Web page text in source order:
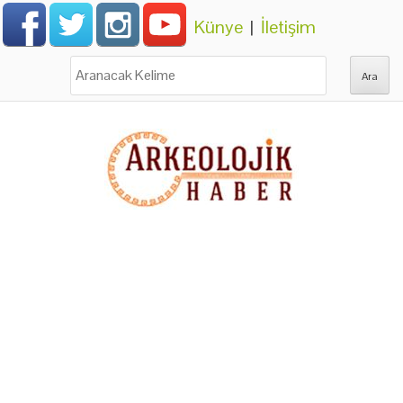
Künye | İletişim